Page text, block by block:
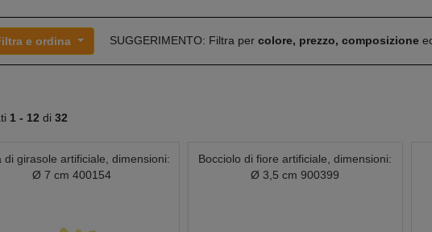
e ordina SUGGERIMENTO: Filtra per colore, prezzo, composizione
1 - 12 di 32
di girasole artificiale, dimensioni:
Ø 7 cm 400154
Bocciolo di fiore artificiale, dimensioni:
Ø 3,5 cm 900399